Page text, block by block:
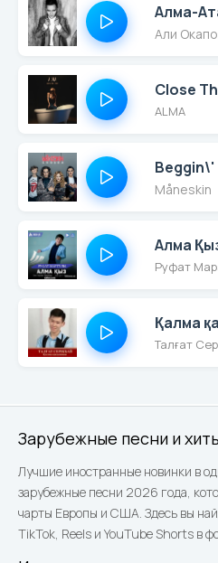
Зарубежные песни и
Лучшие иностранные новинки в
зарубежные песни 2026 года,
чарты Европы и США. Здесь вы
TikTok, Reels и YouTube Shorts в
Алма-
Али
Close
ALMA
Beggin\'
Måneskin
Алма
Руфат
Қалма
Талғат